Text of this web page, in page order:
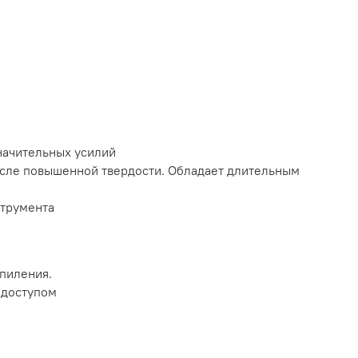
усилий
повышенной твердости. Обладает длительным